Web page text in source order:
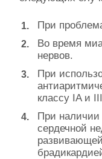
При
Во время
нервов.
При
классу IA и
При
сердечной